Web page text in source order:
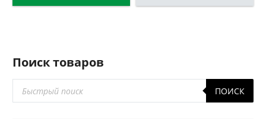
Поиск товаров
товаров
ПОИСК